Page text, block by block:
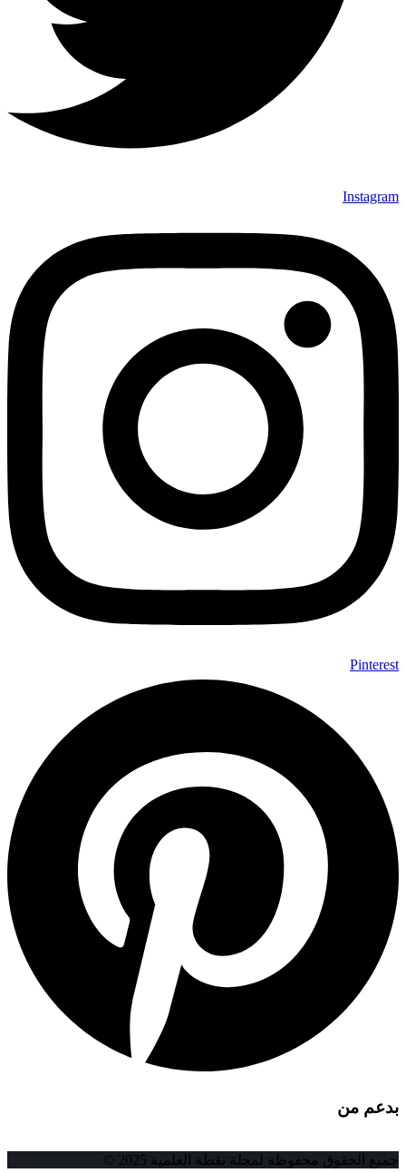
Instagram
Pinterest
بدعم من
جميع الحقوق محفوظة لمجلة نقطة العلمية 2025 ©